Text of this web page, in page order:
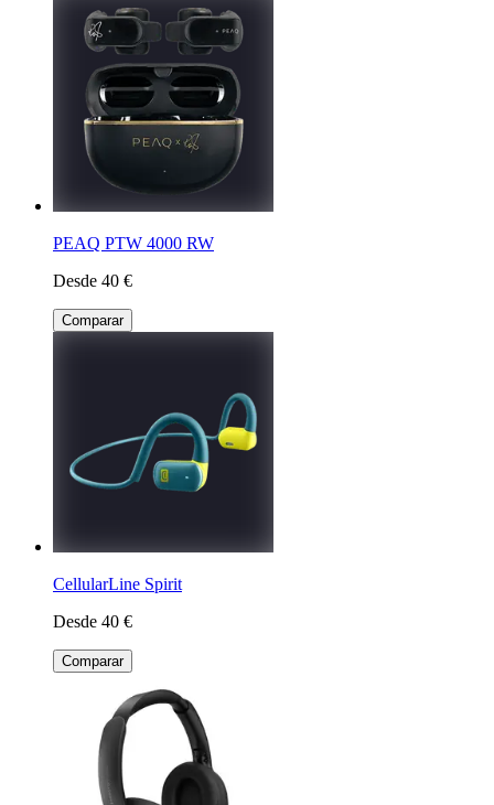
PEAQ PTW 4000 RW
Desde 40 €
Comparar
CellularLine Spirit
Desde 40 €
Comparar